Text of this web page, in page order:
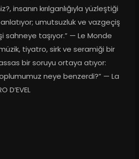
insanın kırılganlığıyla yüzleştiği
umutsuzluk ve vazgeçiş
sahneye taşıyor.” — Le Monde
tiyatro, sirk ve seramiği bir
bir soruyu ortaya atıyor:
neye benzerdi?” — La
D’EVEL